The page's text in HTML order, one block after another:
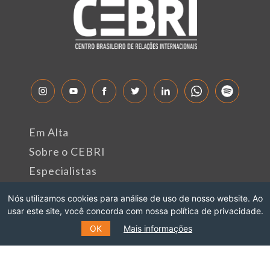
Rua Marquês de São Vicente, 389
Gávea, Rio de Janeiro - RJ
Em Alta
Sobre o CEBRI
Especialistas
Nós utilizamos cookies para análise de uso de nosso website. Ao
usar este site, você concorda com nossa política de privacidade.
OK
Mais informações